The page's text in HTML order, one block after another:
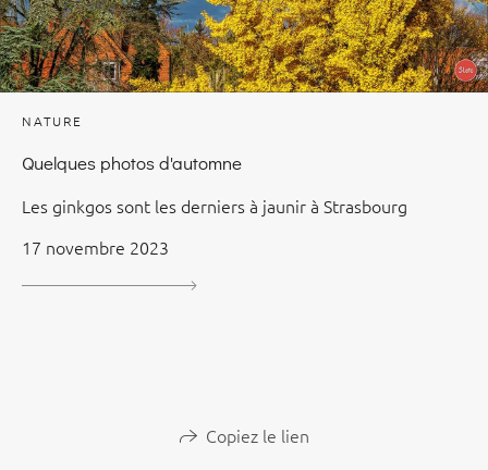
NATURE
Quelques photos d'automne
Les ginkgos sont les derniers à jaunir à Strasbourg
17 novembre 2023
Copiez le lien